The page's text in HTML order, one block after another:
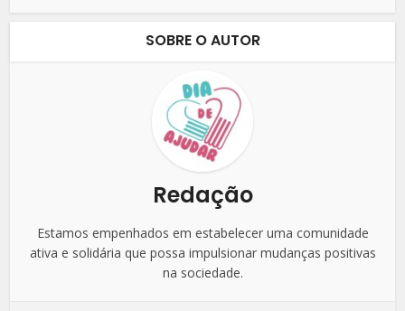
SOBRE O AUTOR
Redação
Estamos empenhados em estabelecer uma comunidade
ativa e solidária que possa impulsionar mudanças positivas
na sociedade.